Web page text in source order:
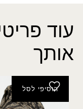
עוד
אותך
הוסיפי לסל